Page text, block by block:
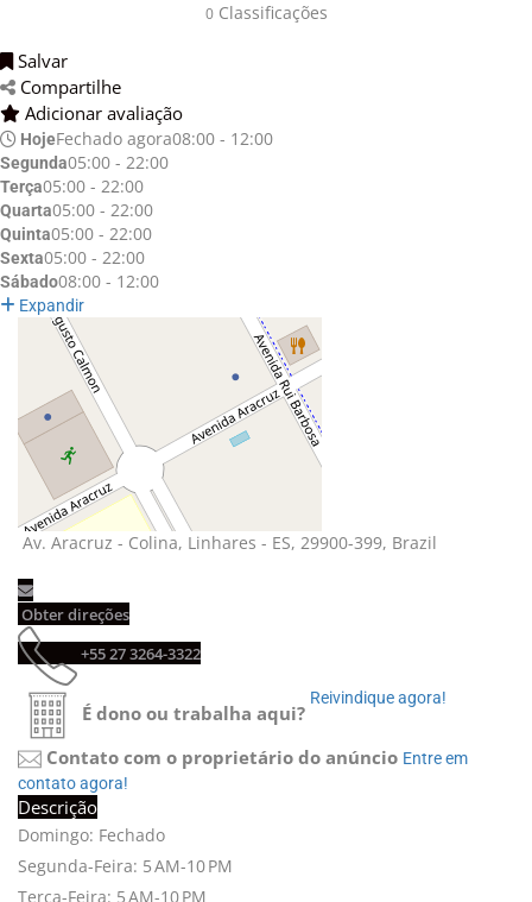
0Classificações
Salvar
Compartilhe
Adicionar avaliação
HojeFechado agora08:00 - 12:00
Segunda05:00 - 22:00
Terça05:00 - 22:00
Quarta05:00 - 22:00
Quinta05:00 - 22:00
Sexta05:00 - 22:00
Sábado08:00 - 12:00
Expandir
Av. Aracruz - Colina, Linhares - ES, 29900-399, Brazil
Obter direções
+55 27 3264-3322
É dono ou trabalha aqui?
Reivindique agora!
Contato com o proprietário do anúncio Entre em
contato agora!
Descrição
Domingo: Fechado
Segunda-Feira: 5 AM-10 PM
Terça-Feira: 5 AM-10 PM